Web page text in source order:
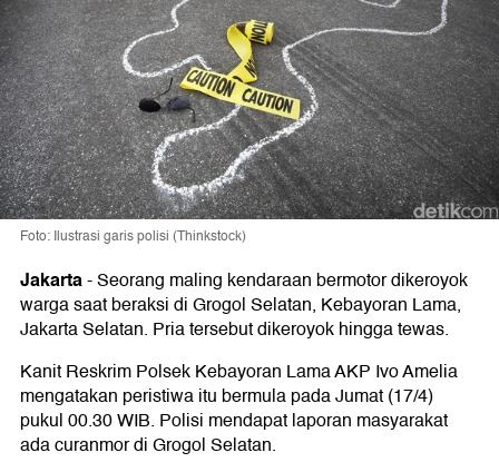
Foto: Ilustrasi garis polisi (Thinkstock)
Jakarta-Seorang maling kendaraan bermotor dikeroyok
warga saat beraksi di Grogol Selatan, Kebayoran Lama,
Jakarta Selatan. Pria tersebut dikeroyok hingga tewas.
Kanit Reskrim Polsek Kebayoran Lama AKP Ivo Amelia
mengatakan peristiwa itu bermula pada Jumat (17/4)
pukul 00.30 WIB. Polisi mendapat laporan masyarakat
ada curanmor di Grogol Selatan.